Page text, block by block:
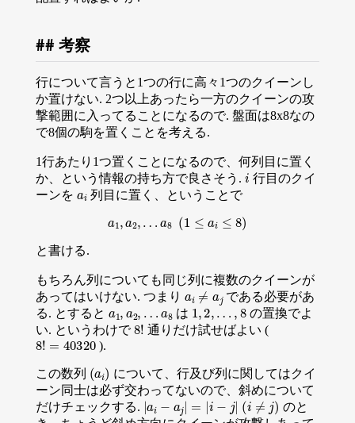
考察
行について言うと1つの行に高々1つのクイーンし
か置けない. 2つ以上あったら一方のクイーンの攻
撃範囲に入ってることになるので. 盤面は8x8なの
で8個の駒を置くことを考える.
1行あたり1つ置くことになるので、何列目に置く
か、という情報の持ち方で良さそう. i 行目のクイ
ーンを a 列目に置く、ということで
1 … 8 ( 1≤ ai 8)
と書ける.
もちろん列についても同じ列に複数のクイーンが
あってはいけない. つまり ai ≠aj
である必要があ
る. とすると
1, a … a8 は 1 ,2, … 8
の置換でよ
い. というわけで8! 通りだけ試せばよい (
8! = 40320 ).
この数列 (a ) について、行及び列に関してはクイ
ーン同士は必ず交わってないので、斜めについて
だけチェックする. |a i− aj =| i− j| (i ≠ )
のと